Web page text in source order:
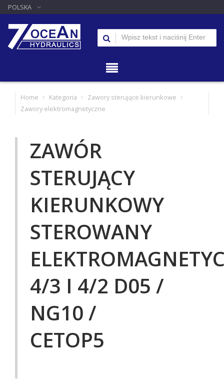
POLSKA
Home Kategoria
Zawory sterujące kierunkowe
Zawory elektromagnetyczne
ZAWÓR
STERUJĄCY
KIERUNKOWY
STEROWANY
4/3 I 4/2 D05 /
NG10 /
CETOP5